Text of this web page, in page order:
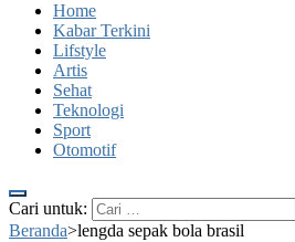
Home
Kabar Terkini
Lifstyle
Artis
Sehat
Teknologi
Sport
Otomotif
Cari untuk:
Beranda>lengda sepak bola brasil